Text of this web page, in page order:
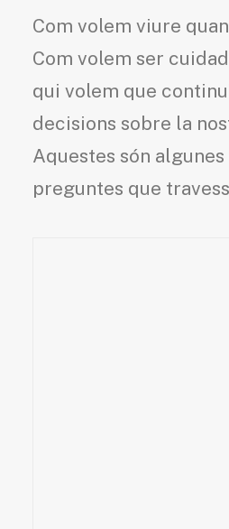
Com volem viure
Com volem ser
qui volem que
decisions sobre la
Aquestes són algunes
preguntes que